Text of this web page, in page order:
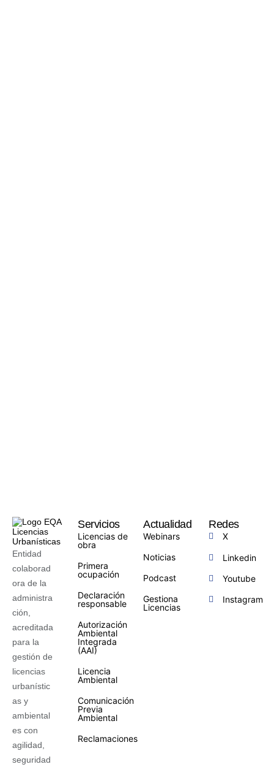
Entidad
colaborad
ora de la
administra
ción,
acreditada
para la
gestión de
licencias
urbanístic
as y
ambiental
es con
agilidad,
seguridad
Servicios
Licencias de
obra
Primera
ocupación
Declaración
responsable
Autorización
Ambiental
Integrada
(AAI)
Licencia
Ambiental
Comunicación
Previa
Ambiental
Reclamaciones
Actualidad
Webinars
Noticias
Podcast
Gestiona
Licencias
Redes
X
Linkedin
Youtube
Instagram